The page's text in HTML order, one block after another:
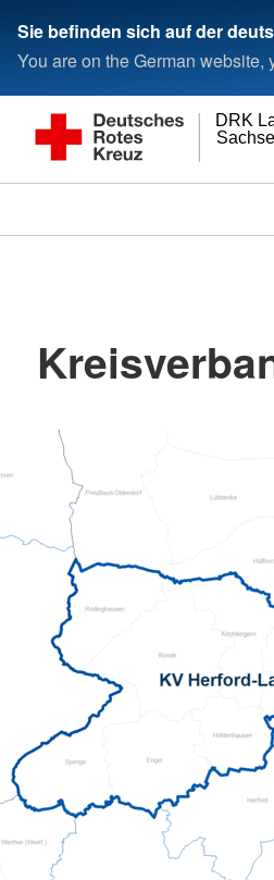
Sie befinden sich auf der
You are on the German
DRK